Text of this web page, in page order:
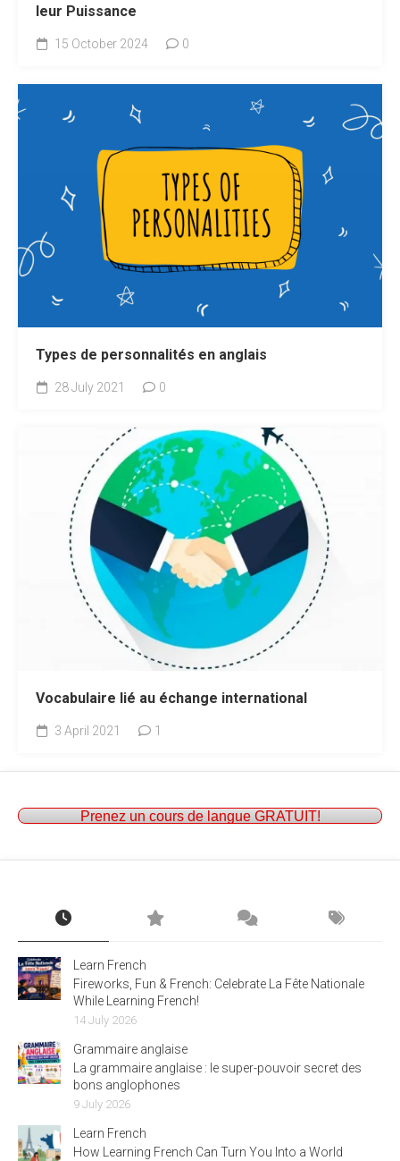
leur Puissance
15 October 2024 0
Types de personnalités en anglais
28 July 2021 0
Vocabulaire lié au échange international
3 April 2021 1
Prenez un cours de langue GRATUIT!
Learn French
Fireworks, Fun & French: Celebrate La Fête Nationale
While Learning French!
14 July 2026
Grammaire anglaise
La grammaire anglaise : le super-pouvoir secret des
bons anglophones
9 July 2026
Learn French
How Learning French Can Turn You Into a World